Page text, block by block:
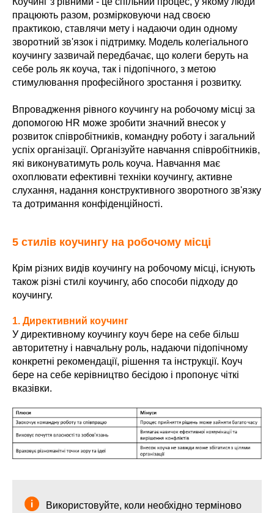
працюють разом, розмірковуючи над своєю
практикою, ставлячи мету і надаючи один одному
зворотний зв'язок і підтримку. Модель колегіального
коучингу зазвичай передбачає, що колеги беруть на
себе роль як коуча, так і підопічного, з метою
стимулювання професійного зростання і розвитку.
Впровадження рівного коучингу на робочому місці за
допомогою HR може зробити значний внесок у
розвиток співробітників, командну роботу і загальний
успіх організації. Організуйте навчання співробітників,
які виконуватимуть роль коуча. Навчання має
охоплювати ефективні техніки коучингу, активне
слухання, надання конструктивного зворотного зв'язку
та дотримання конфіденційності.
5 стилів коучингу на робочому місці
Крім різних видів коучингу на робочому місці, існують
також різні стилі коучингу, або способи підходу до
коучингу.
1. Директивний коучинг
У директивному коучингу коуч бере на себе більш
авторитетну і навчальну роль, надаючи підопічному
конкретні рекомендації, рішення та інструкції. Коуч
бере на себе керівництво бесідою і пропонує чіткі
вказівки.
Використовуйте, коли необхідно терміново